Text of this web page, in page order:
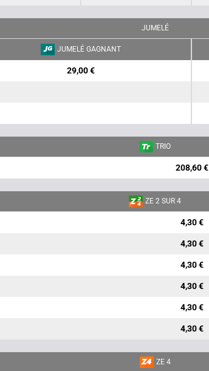
JUMELÉ
JUMELÉ GAGNANT
29,00 €
TRIO
208,60 €
ZE 2 SUR 4
4,30 €
4,30 €
4,30 €
4,30 €
4,30 €
4,30 €
ZE 4